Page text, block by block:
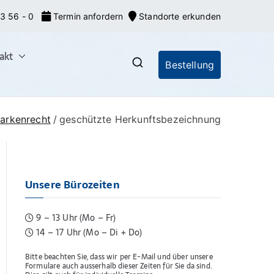
56 - 0 Termin anfordern Standorte erkunden
Markeneroberer
(EU-Marken) und IR-Marken
Markenrecherchen
Bestellung
geschützte Herkunftsbezeichnung
Unsere Bürozeiten
9 – 13 Uhr (Mo – Fr)
14 – 17 Uhr (Mo – Di + Do)
Bitte beachten Sie, dass wir per E-Mail und über unsere
Formulare auch ausserhalb dieser Zeiten für Sie da sind.